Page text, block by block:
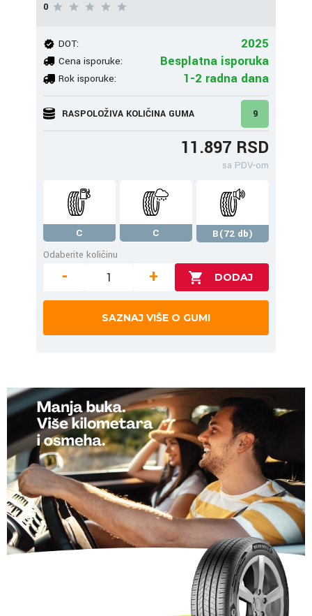
0
DOT: 2025
Cena isporuke: Besplatna isporuka
Rok isporuke: 1-2 radna dana
RASPOLOŽIVA KOLIČINA GUMA 9
11.897 RSD
sa PDV-om
C C
B(72 db)
Odaberite količinu
- +
SAZNAJ VIŠE O GUMI